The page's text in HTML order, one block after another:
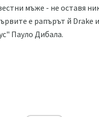
мъже - не оставя
е рапърът й Drake
Пауло Дибала.